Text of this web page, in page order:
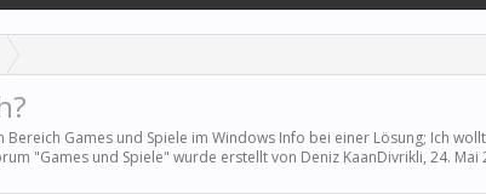
Bereich Games und Spiele im Windows Info bei einer Lösung; Ich
"Games und Spiele" wurde erstellt von Deniz KaanDivrikli, 24. Mai